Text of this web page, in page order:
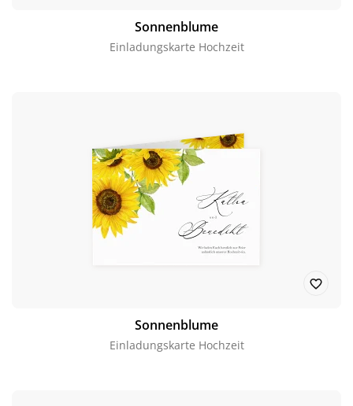
Sonnenblume
Einladungskarte Hochzeit
Sonnenblume
Einladungskarte Hochzeit